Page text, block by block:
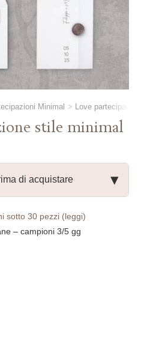
Minimal Love
stile minimal
di acquistare ▾
sotto 30 pezzi (leggi)
– campioni 3/5 gg